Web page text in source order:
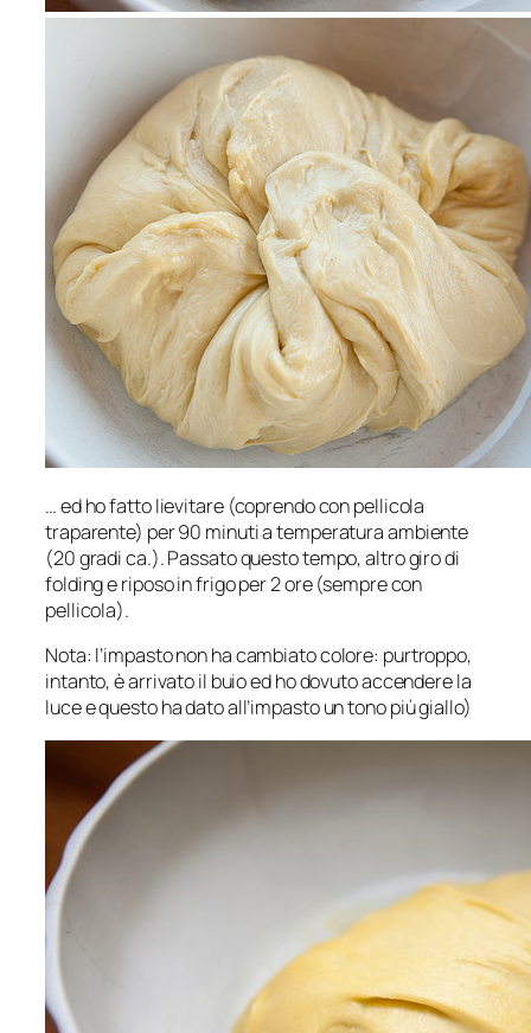
… ed ho fatto lievitare (coprendo con pellicola
traparente) per 90 minuti a temperatura ambiente
(20 gradi ca.). Passato questo tempo, altro giro di
folding e riposo in frigo per 2 ore (sempre con
pellicola).
Nota: l’impasto non ha cambiato colore: purtroppo,
intanto, è arrivato il buio ed ho dovuto accendere la
luce e questo ha dato all’impasto un tono più giallo)